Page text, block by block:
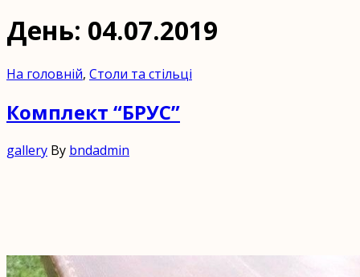
недорого
от
в
Украине.
купить
День: 04.07.2019
На головній, Столи та стільці
Комплект “БРУС”
gallery By bndadmin